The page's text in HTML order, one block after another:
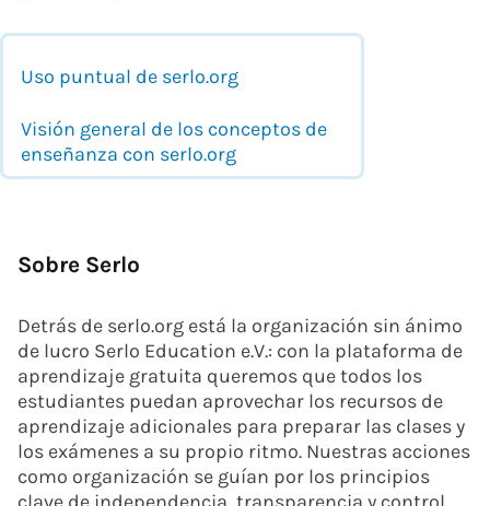
Uso puntual de serlo.org
Visión general de los conceptos de
enseñanza con serlo.org
Sobre Serlo
Detrás de serlo.org está la organización sin ánimo
de lucro Serlo Education e.V.: con la plataforma de
aprendizaje gratuita queremos que todos los
estudiantes puedan aprovechar los recursos de
aprendizaje adicionales para preparar las clases y
los exámenes a su propio ritmo. Nuestras acciones
como organización se guían por los principios